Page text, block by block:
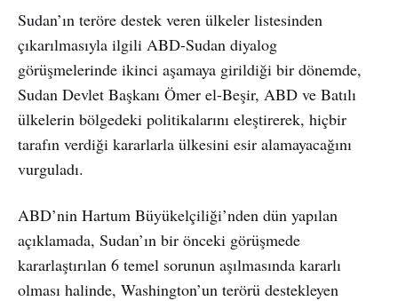
Sudan’ın teröre destek veren ülkeler listesinden
çıkarılmasıyla ilgili ABD-Sudan diyalog
görüşmelerinde ikinci aşamaya girildiği bir dönemde,
Sudan Devlet Başkanı Ömer el-Beşir, ABD ve Batılı
ülkelerin bölgedeki politikalarını eleştirerek, hiçbir
tarafın verdiği kararlarla ülkesini esir alamayacağını
vurguladı.
ABD’nin Hartum Büyükelçiliği’nden dün yapılan
açıklamada, Sudan’ın bir önceki görüşmede
kararlaştırılan 6 temel sorunun aşılmasında kararlı
olması halinde, Washington’un terörü destekleyen